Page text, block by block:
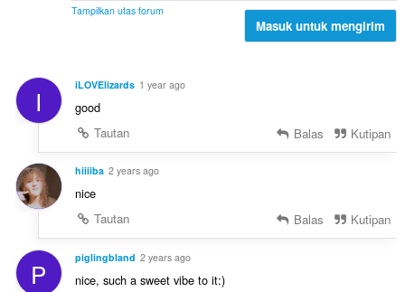
Tampilkan utas forum
Masuk untuk mengirim
I iLOVElizards 1 year ago
good
Tautan
Balas Kutipan
hiiiiba 2 years ago
nice
Tautan
Balas Kutipan
P piglingbland 2 years ago
nice, such a sweet vibe to it:)